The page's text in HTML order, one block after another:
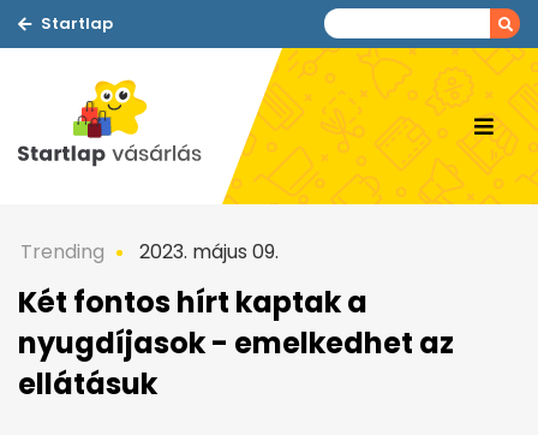
Startlap
Trending 2023. május 09.
Két fontos hírt kaptak a
nyugdíjasok - emelkedhet az
ellátásuk